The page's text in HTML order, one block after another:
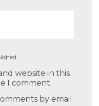
website in this
I comment.
by email.